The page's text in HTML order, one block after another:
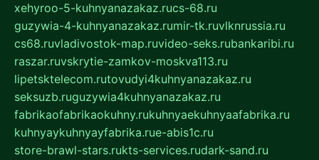
xehyroo-5-kuhnyanazakaz.rucs-68.ru
guzywia-4-kuhnyanazakaz.rumir-tk.ruvlknrussia.ru
cs68.ruvladivostok-map.ruvideo-seks.rubankaribi.ru
raszar.ruvskrytie-zamkov-moskva113.ru
lipetsktelecom.rutovudyi4kuhnyanazakaz.ru
seksuzb.ruguzywia4kuhnyanazakaz.ru
fabrikaofabrikaokuhny.rukuhnyaekuhnyaafabrika.ru
kuhnyaykuhnyayfabrika.rue-abis1c.ru
store-brawl-stars.rukts-services.rudark-sand.ru